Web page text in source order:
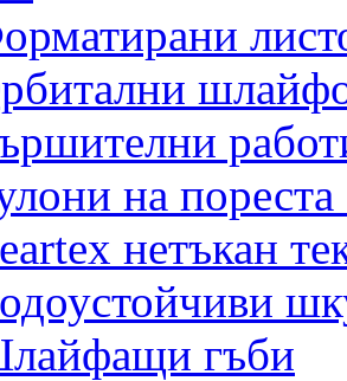
на
нетъкан
гъби